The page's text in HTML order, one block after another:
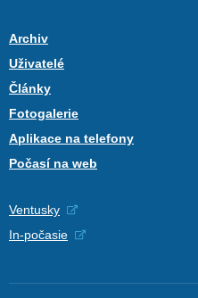
Archiv
Uživatelé
Články
Fotogalerie
Aplikace na telefony
Počasí na web
Ventusky
In-počasie